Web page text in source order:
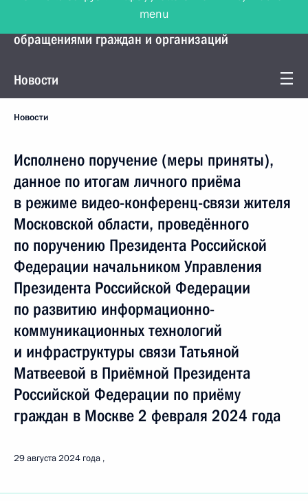
Управление Президента по работе с
обращениями граждан и организаций
Новости
Новости
Исполнено поручение (меры приняты),
данное по итогам личного приёма
в режиме видео-конференц-связи жителя
Московской области, проведённого
по поручению Президента Российской
Федерации начальником Управления
Президента Российской Федерации
по развитию информационно-
коммуникационных технологий
и инфраструктуры связи Татьяной
Матвеевой в Приёмной Президента
Российской Федерации по приёму
граждан в Москве 2 февраля 2024 года
29 августа 2024 года
menu